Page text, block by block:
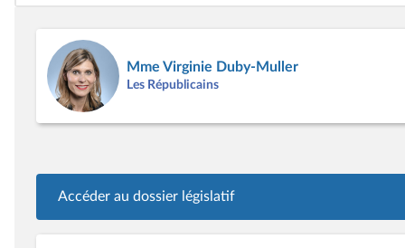
Mme Virginie Duby-Muller
Les Républicains
Accéder au dossier législatif